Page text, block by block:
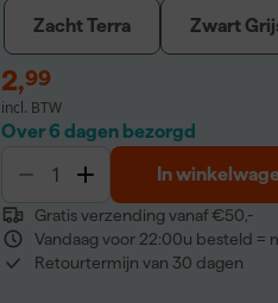
Zacht Terra Zwart
2,99
incl. BTW
Over 6 dagen bezorgd
In
Gratis verzending vanaf €50,-
Vandaag voor 22:00u besteld =
Retourtermijn van 30 dagen